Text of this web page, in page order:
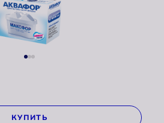
КУПИТЬ